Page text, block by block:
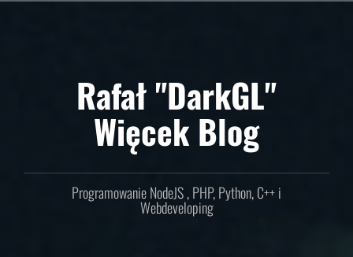
Rafał "DarkGL"
Więcek Blog
Programowanie NodeJS , PHP, Python, C++ i
Webdeveloping